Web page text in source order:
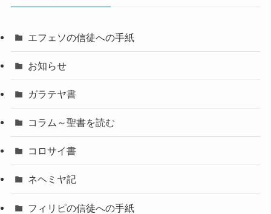
エフェソの信徒への手紙
お知らせ
ガラテヤ書
コラム～聖書を読む
コロサイ書
ネヘミヤ記
フィリピの信徒への手紙